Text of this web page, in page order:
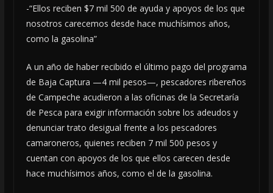
-“Ellos reciben $7 mil 500 de ayuda y apoyos de los que
nosotros carecemos desde hace muchísimos años,
como la gasolina”
A un año de haber recibido el último pago del programa
de Baja Captura —4 mil pesos—, pescadores ribereños
de Campeche acudieron a las oficinas de la Secretaría
de Pesca para exigir información sobre los adeudos y
denunciar trato desigual frente a los pescadores
camaroneros, quienes reciben 7 mil 500 pesos y
cuentan con apoyos de los que ellos carecen desde
hace muchísimos años, como el de la gasolina.